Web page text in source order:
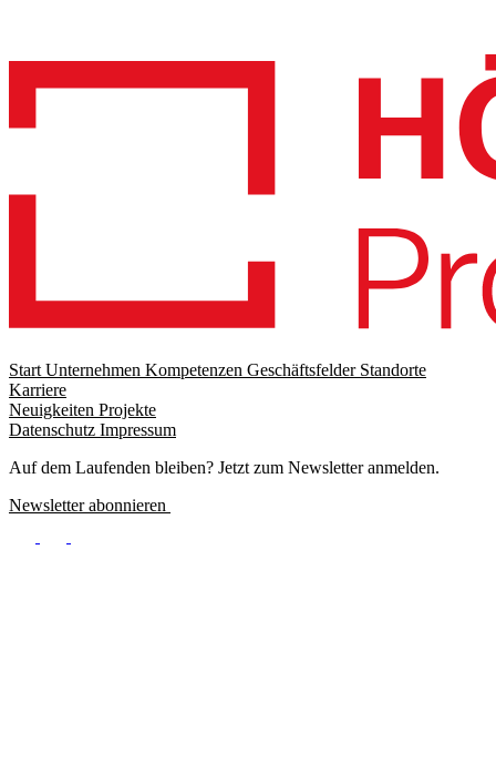
Footer
menu
Start Unternehmen Kompetenzen Geschäftsfelder Standorte
Karriere
Footer
Meta
Neuigkeiten Projekte
Datenschutz Impressum
Auf dem Laufenden bleiben? Jetzt zum Newsletter anmelden.
Newsletter abonnieren